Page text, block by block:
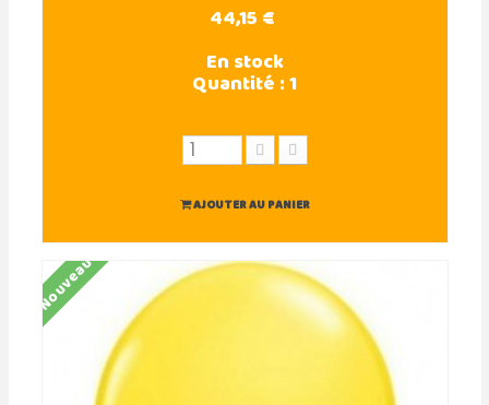
44,15 €
En stock
Quantité :1
AJOUTER AU PANIER
Nouveau